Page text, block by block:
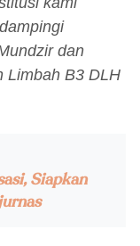
dan
Limbah B3 DLH
Siapkan